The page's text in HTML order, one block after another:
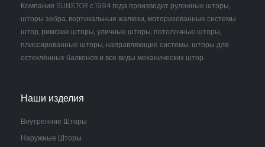
Компания SUNSTOR с 1994 года производит рулонные шторы,
шторы зебра, вертикальные жалюзи, моторизованные системы
штор, римские шторы, уличные шторы, потолочные шторы,
плиссированные шторы, направляющие системы, шторы для
остеклённых балконов и все виды механических штор.
Наши изделия
Внутренние Шторы
Наружные Шторы